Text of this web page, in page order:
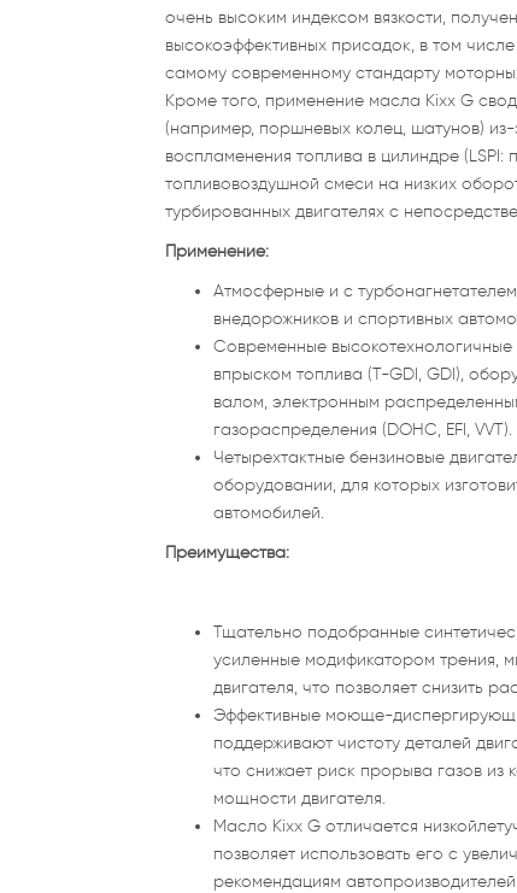
очень высоким индексом вязкости,
высокоэффективных присадок, в том
самому современному стандарту
Кроме того, применение масла Kixx G
(например, поршневых колец, шатунов)
воспламенения топлива в цилиндре
топливовоздушной смеси на низких
турбированных двигателях с
Применение:
Атмосферные и с
внедорожников и спортивных
Современные
впрыском топлива (T-GDI, GDI),
валом, электронным
газораспределения (DOHC, EFI, VVT).
Четырехтактные бензиновые
оборудовании, для которых
автомобилей.
Преимущества:
Тщательно подобранные
усиленные модификатором трения,
двигателя, что позволяет снизить
Эффективные моюще-
поддерживают чистоту деталей
что снижает риск прорыва газов из
мощности двигателя.
Масло Kixx G отличается
позволяет использовать его с
рекомендациям автопроизводителей.